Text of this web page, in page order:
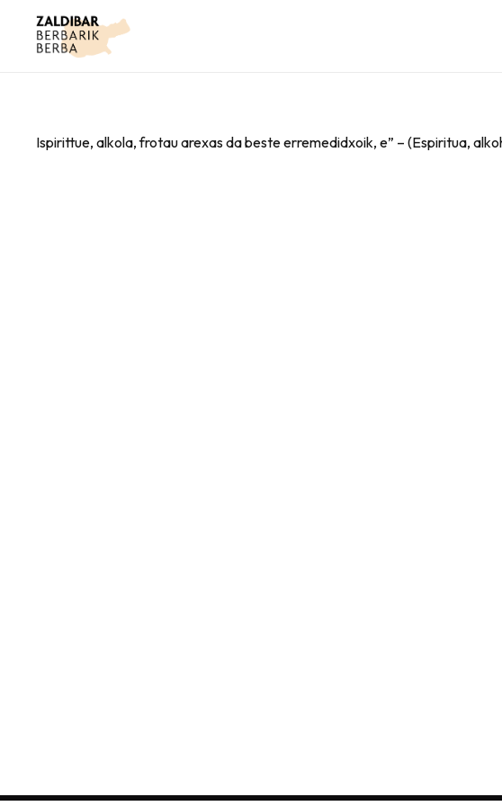
Ispirittue, alkola, frotau arexas da beste erremedidxoik, e” – (Espiritua,